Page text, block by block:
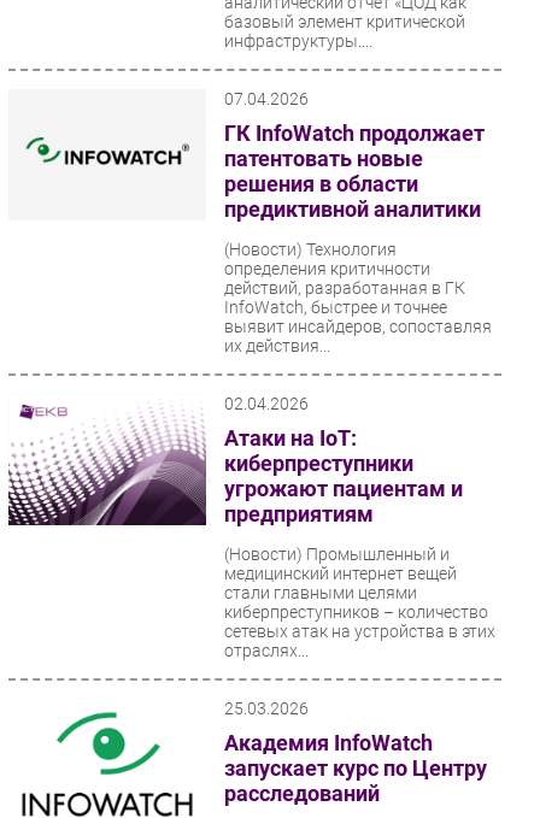
базовый элемент критической
инфраструктуры....
07.04.2026
ГК InfoWatch продолжает
патентовать новые
решения в области
предиктивной аналитики
(Новости) Технология
определения критичности
действий, разработанная в ГК
InfoWatch, быстрее и точнее
выявит инсайдеров, сопоставляя
их действия...
02.04.2026
Атаки на IoT:
киберпреступники
угрожают пациентам и
предприятиям
(Новости) Промышленный и
медицинский интернет вещей
стали главными целями
киберпреступников – количество
сетевых атак на устройства в этих
отраслях...
25.03.2026
Академия InfoWatch
запускает курс по Центру
расследований